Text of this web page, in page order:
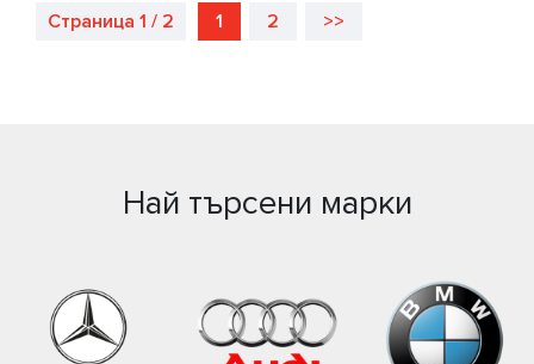
Страница 1 / 2 1 2 >>
Най търсени марки